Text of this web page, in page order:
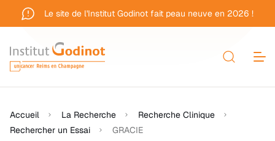
Aller au contenu principal
Le site de l'Institut Godinot fait peau neuve en 2026 !
Fil d'Ariane
Accueil La Recherche
Recherche Clinique
Rechercher un Essai
GRACIE